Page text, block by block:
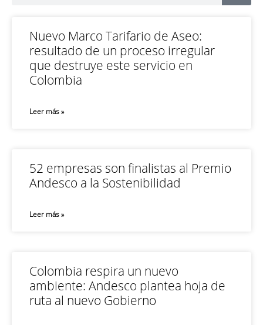
Nuevo Marco Tarifario de Aseo:
resultado de un proceso irregular
que destruye este servicio en
Colombia
Leer más »
52 empresas son finalistas al Premio
Andesco a la Sostenibilidad
Leer más »
Colombia respira un nuevo
ambiente: Andesco plantea hoja de
ruta al nuevo Gobierno